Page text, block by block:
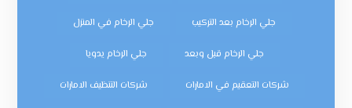
جلي الرخام بعد التركيب جلي الرخام في المنزل
جلي الرخام قبل وبعد جلي الرخام يدويا
شركات التعقيم في الامارات شركات التنظيف الامارات